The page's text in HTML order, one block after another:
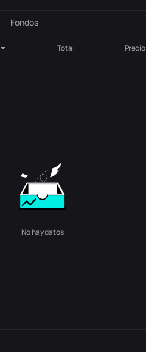
Fondos
Total Precio
No hay datos